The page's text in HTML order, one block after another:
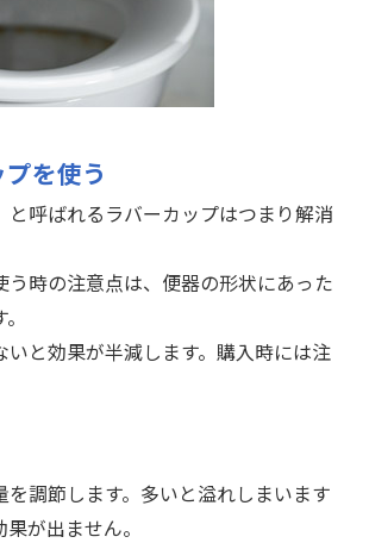
を使う
と呼ばれるラバーカップはつまり解消
う時の注意点は、便器の形状にあった
いと効果が半減します。購入時には注
を調節します。多いと溢れしまいます
が出ません。